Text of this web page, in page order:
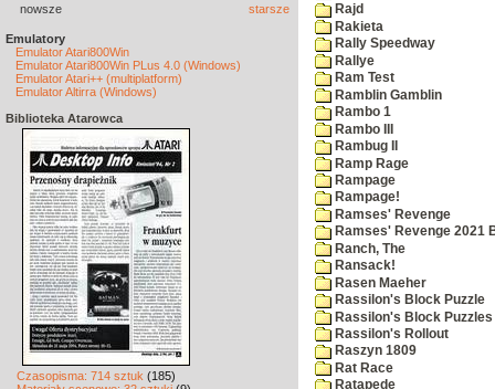
nowsze starsze
Emulatory
Emulator Atari800Win
Emulator Atari800Win PLus 4.0 (Windows)
Emulator Atari++ (multiplatform)
Emulator Altirra (Windows)
Biblioteka Atarowca
Czasopisma: 714 sztuk (185)
Rajd
Rakieta
Rally Speedway
Rallye
Ram Test
Ramblin Gamblin
Rambo 1
Rambo III
Rambug II
Ramp Rage
Rampage
Rampage!
Ramses' Revenge
Ramses' Revenge 2021
Ranch, The
Ransack!
Rasen Maeher
Rassilon's Block Puzzle
Rassilon's Block Puzzles
Rassilon's Rollout
Raszyn 1809
Rat Race
Ratapede